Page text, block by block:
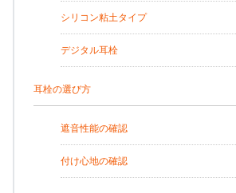
シリコン粘土タイプ
デジタル耳栓
耳栓の選び方
遮音性能の確認
付け心地の確認